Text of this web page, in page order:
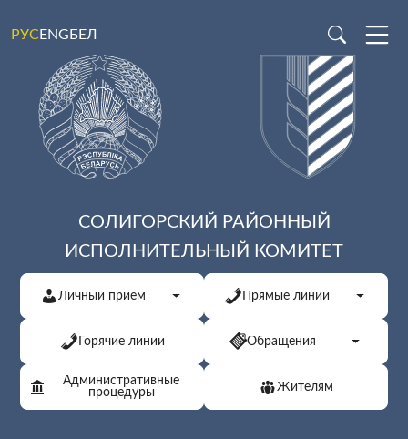
РУСENGБЕЛ
СОЛИГОРСКИЙ РАЙОННЫЙ
ИСПОЛНИТЕЛЬНЫЙ КОМИТЕТ
Личный прием Прямые линии
Горячие линии Обращения
Административные
процедуры
Жителям